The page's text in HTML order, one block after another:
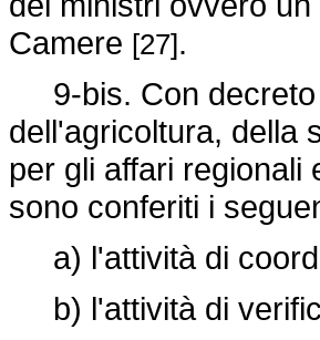
Camere [27].
9-bis. Con decreto
dell'agricoltura, della
per gli affari regionali
sono conferiti i
a) l'attività di
b) l'attività di